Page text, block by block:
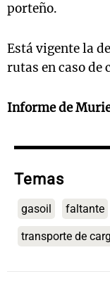
porteño.
Está vigente la
rutas en caso de
Informe de
Temas
gasoil faltante
transporte de